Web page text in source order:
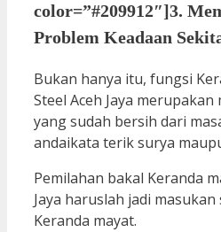
color=”#209912″]3.
Problem Keadaan
Bukan hanya itu, fungsi
Steel Aceh Jaya
yang sudah bersih dari
andaikata terik surya
Pemilahan bakal Keranda
Jaya haruslah jadi
Keranda mayat.